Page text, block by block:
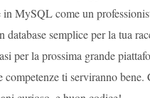
in MySQL come un
database semplice per la tua
per la prossima grande
competenze ti serviranno bene.